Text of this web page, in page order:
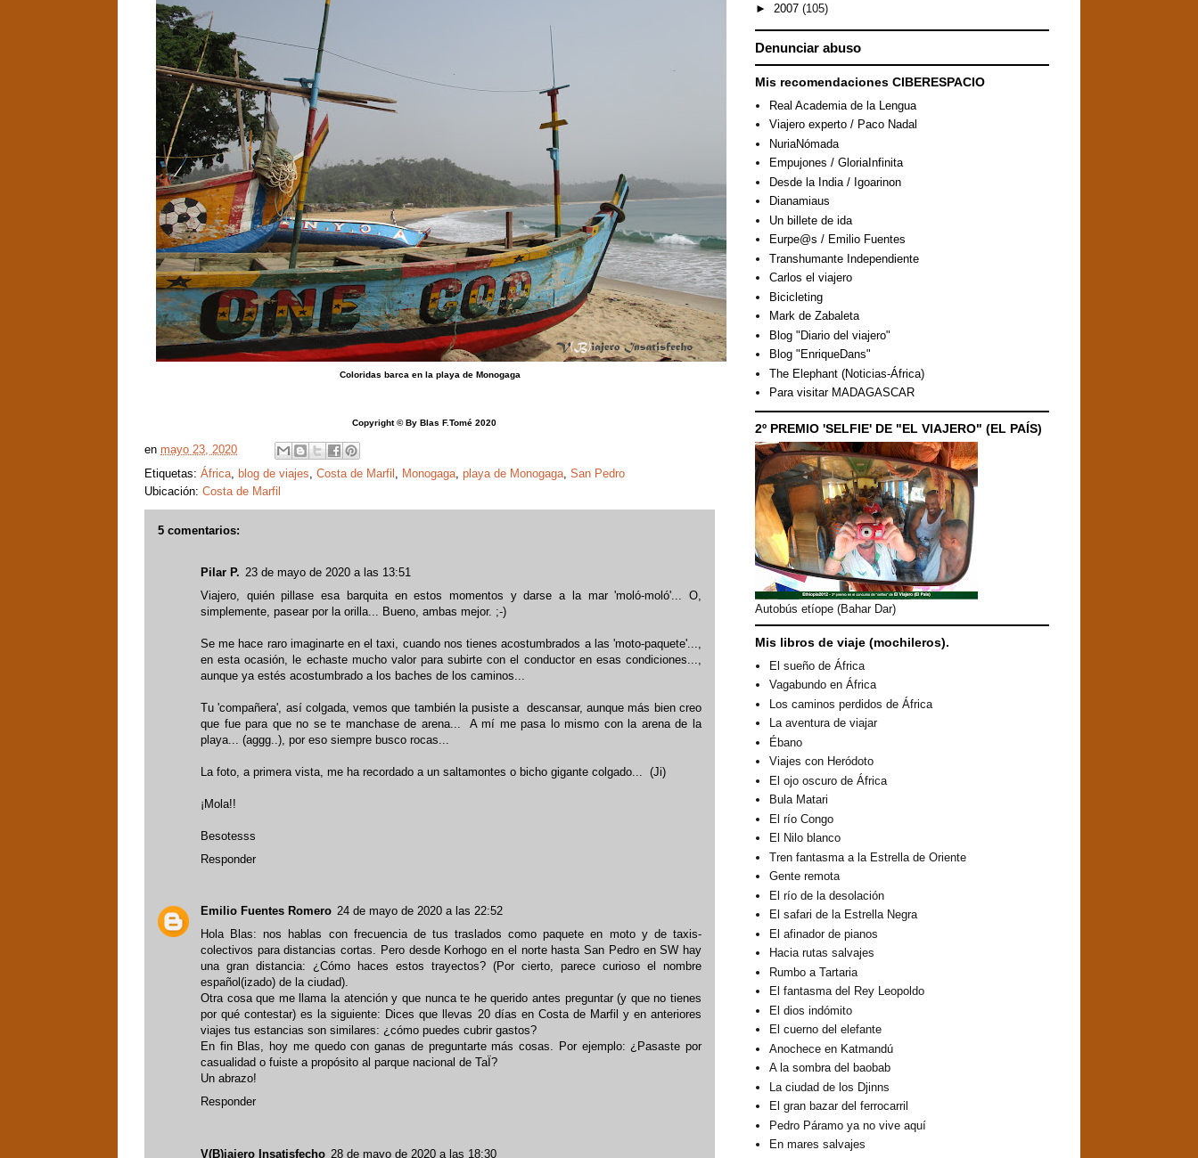
Coloridas barca en la playa de Monogaga
Copyright © By Blas F.Tomé 2020
en mayo 23, 2020
Etiquetas: África, blog de viajes, Costa de Marfil , Monogaga, playa de Monogaga, San Pedro
Ubicación: Costa de Marfil
5 comentarios:
Pilar P. 23 de mayo de 2020 a las 13:51
Viajero, quién pillase esa barquita en estos momentos y darse a la mar 'moló-moló'... O,
simplemente, pasear por la orilla... Bueno, ambas mejor. ;-)
Se me hace raro imaginarte en el taxi, cuando nos tienes acostumbrados a las 'moto-paquete'...,
en esta ocasión, le echaste mucho valor para subirte con el conductor en esas condiciones...,
aunque ya estés acostumbrado a los baches de los caminos...
Tu 'compañera', así colgada, vemos que también la pusiste a descansar, aunque más bien creo
que fue para que no se te manchase de arena... A mí me pasa lo mismo con la arena de la
playa... (aggg..), por eso siempre busco rocas...
La foto, a primera vista, me ha recordado a un saltamontes o bicho gigante colgado... (Ji)
¡Mola!!
Besotesss
Responder
Emilio Fuentes Romero 24 de mayo de 2020 a las 22:52
Hola Blas: nos hablas con frecuencia de tus traslados como paquete en moto y de taxis-
colectivos para distancias cortas. Pero desde Korhogo en el norte hasta San Pedro en SW hay
una gran distancia: ¿Cómo haces estos trayectos? (Por cierto, parece curioso el nombre
español(izado) de la ciudad).
Otra cosa que me llama la atención y que nunca te he querido antes preguntar (y que no tienes
por qué contestar) es la siguiente: Dices que llevas 20 días en Costa de Marfil y en anteriores
viajes tus estancias son similares: ¿cómo puedes cubrir gastos?
En fin Blas, hoy me quedo con ganas de preguntarte más cosas. Por ejemplo: ¿Pasaste por
casualidad o fuiste a propósito al parque nacional de TaÏ?
Un abrazo!
Responder
V(B)iajero Insatisfecho 28 de mayo de 2020 a las 18:30
► 2007 (105)
Denunciar abuso
Mis recomendaciones CIBERESPACIO
Real Academia de la Lengua
Viajero experto / Paco Nadal
NuriaNómada
Empujones / GloriaInfinita
Desde la India / Igoarinon
Dianamiaus
Un billete de ida
Eurpe@s / Emilio Fuentes
Transhumante Independiente
Carlos el viajero
Bicicleting
Mark de Zabaleta
Blog "Diario del viajero"
Blog "EnriqueDans"
The Elephant (Noticias-África)
Para visitar MADAGASCAR
2º PREMIO 'SELFIE' DE "EL VIAJERO" (EL PAÍS)
Autobús etíope (Bahar Dar)
Mis libros de viaje (mochileros).
El sueño de África
Vagabundo en África
Los caminos perdidos de África
La aventura de viajar
Ébano
Viajes con Heródoto
El ojo oscuro de África
Bula Matari
El río Congo
El Nilo blanco
Tren fantasma a la Estrella de Oriente
Gente remota
El río de la desolación
El safari de la Estrella Negra
El afinador de pianos
Hacia rutas salvajes
Rumbo a Tartaria
El fantasma del Rey Leopoldo
El dios indómito
El cuerno del elefante
Anochece en Katmandú
A la sombra del baobab
La ciudad de los Djinns
El gran bazar del ferrocarril
Pedro Páramo ya no vive aquí
En mares salvajes